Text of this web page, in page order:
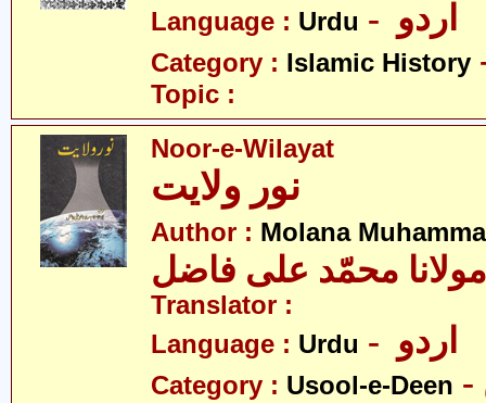
Language : Urdu
Category : Islamic History
Topic :
Noor-e-Wilayat
Author : Molana
مولانا محمّد علی فاضل
Translator :
Language : Urdu
Category : Usool-e-Deen